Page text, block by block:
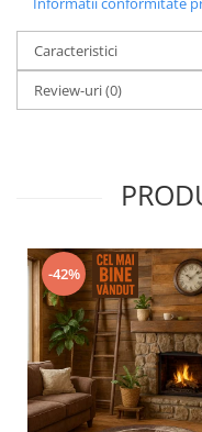
Caracteristici
Review-uri(0)
-42%